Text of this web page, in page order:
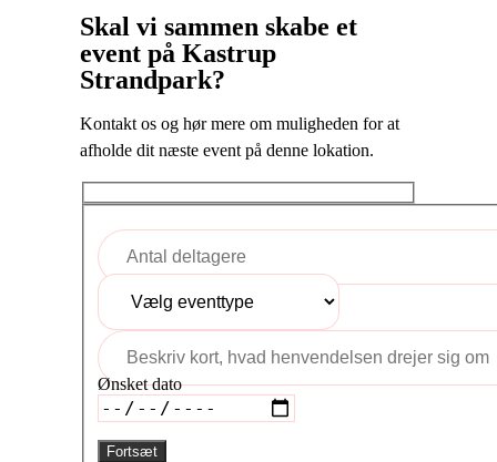
Skal vi sammen skabe et
event på Kastrup
Strandpark?
Kontakt os og hør mere om muligheden for at
afholde dit næste event på denne lokation.
Ønsket dato
Fortsæt